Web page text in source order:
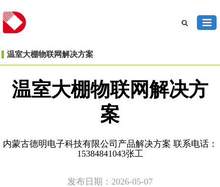
温室大棚物联网解决方案
温室大棚物联网解决方
案
内蒙古德明电子科技有限公司产品解决方案 联系电话：
15384841043张工
发布日期：2026-05-07